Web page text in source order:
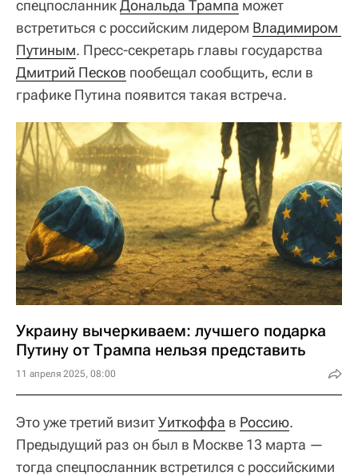
спецпосланникДональда Трампа может
встретиться с российским лидером Владимиром
Путиным. Пресс-секретарь главы государства
Дмитрий Песков пообещал сообщить, если в
графике Путина появится такая встреча.
Украину вычеркиваем: лучшего подарка
Путину от Трампа нельзя представить
11 апреля 2025, 08:00
Это уже третий визитУиткоффа в Россию.
Предыдущий раз он был в Москве 13 марта —
тогда спецпосланник встретился с российскими